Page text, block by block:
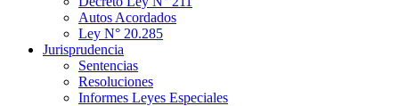
Autos Acordados
Ley N° 20.285
Jurisprudencia
Sentencias
Resoluciones
Informes Leyes Especiales